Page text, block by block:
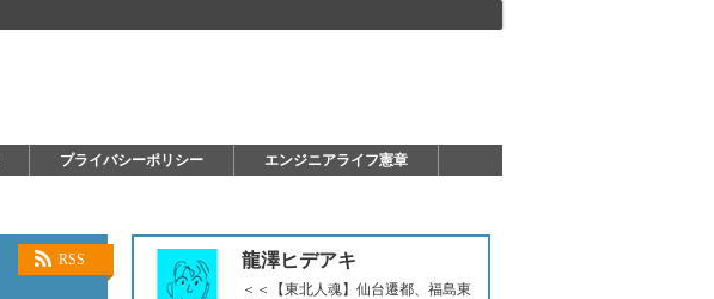
プライバシーポリシー エンジニアライフ憲章
RSS 龍澤ヒデアキ
＜＜【東北人魂】仙台遷都、福島東